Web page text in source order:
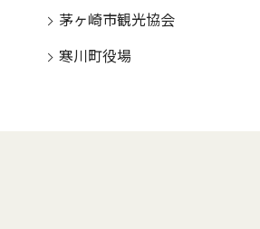
茅ヶ崎市観光協会
寒川町役場